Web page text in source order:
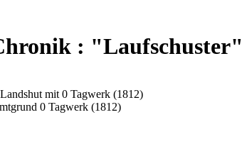
: "Laufschuster"
mit 0 Tagwerk (1812)
0 Tagwerk (1812)